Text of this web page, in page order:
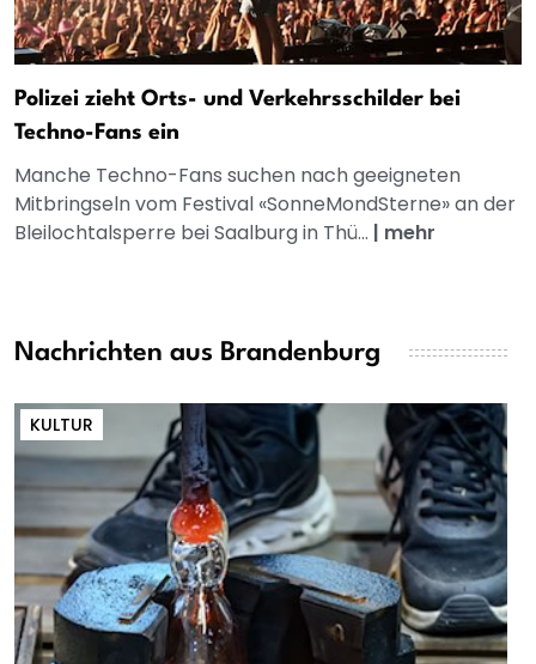
Polizei zieht Orts- und Verkehrsschilder bei
Techno-Fans ein
Manche Techno-Fans suchen nach geeigneten
Mitbringseln vom Festival «SonneMondSterne» an der
Bleilochtalsperre bei Saalburg in Thü... | mehr
Nachrichten aus Brandenburg
KULTUR